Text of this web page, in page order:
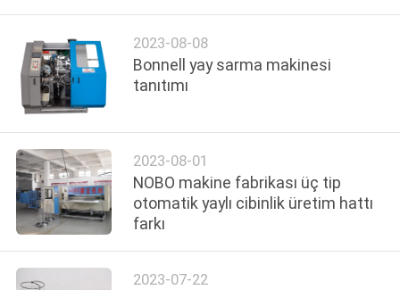
SITE
HARITASI
GIZLILIK
POLITIKASI
2023-08-08
Bonnell yay sarma makinesi
tanıtımı
2023-08-01
NOBO makine fabrikası üç tip
otomatik yaylı cibinlik üretim hattı
farkı
2023-07-22